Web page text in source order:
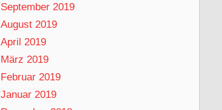
September 2019
August 2019
April 2019
März 2019
Februar 2019
Januar 2019